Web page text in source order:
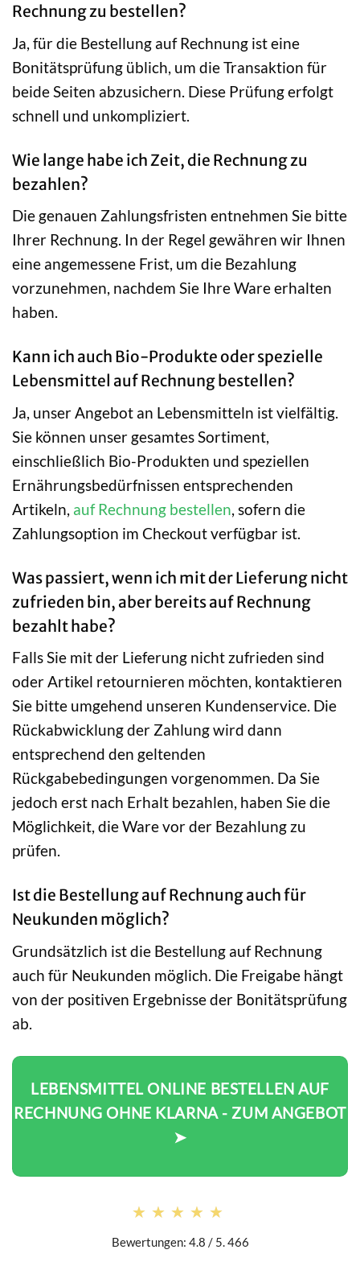
Rechnung zu bestellen?
Ja, für die Bestellung auf Rechnung ist eine
Bonitätsprüfung üblich, um die Transaktion für
beide Seiten abzusichern. Diese Prüfung erfolgt
schnell und unkompliziert.
Wie lange habe ich Zeit, die Rechnung zu
bezahlen?
Die genauen Zahlungsfristen entnehmen Sie bitte
Ihrer Rechnung. In der Regel gewähren wir Ihnen
eine angemessene Frist, um die Bezahlung
vorzunehmen, nachdem Sie Ihre Ware erhalten
haben.
Kann ich auch Bio-Produkte oder spezielle
Lebensmittel auf Rechnung bestellen?
Ja, unser Angebot an Lebensmitteln ist vielfältig.
Sie können unser gesamtes Sortiment,
einschließlich Bio-Produkten und speziellen
Ernährungsbedürfnissen entsprechenden
Artikeln, auf Rechnung bestellen, sofern die
Zahlungsoption im Checkout verfügbar ist.
Was passiert, wenn ich mit der Lieferung nicht
zufrieden bin, aber bereits auf Rechnung
bezahlt habe?
Falls Sie mit der Lieferung nicht zufrieden sind
oder Artikel retournieren möchten, kontaktieren
Sie bitte umgehend unseren Kundenservice. Die
Rückabwicklung der Zahlung wird dann
entsprechend den geltenden
Rückgabebedingungen vorgenommen. Da Sie
jedoch erst nach Erhalt bezahlen, haben Sie die
Möglichkeit, die Ware vor der Bezahlung zu
prüfen.
Ist die Bestellung auf Rechnung auch für
Neukunden möglich?
Grundsätzlich ist die Bestellung auf Rechnung
auch für Neukunden möglich. Die Freigabe hängt
von der positiven Ergebnisse der Bonitätsprüfung
ab.
LEBENSMITTEL ONLINE BESTELLEN AUF
RECHNUNG OHNE KLARNA - ZUM ANGEBOT
➤
★★★★★
★★★★★
Bewertungen: 4.8 / 5. 466